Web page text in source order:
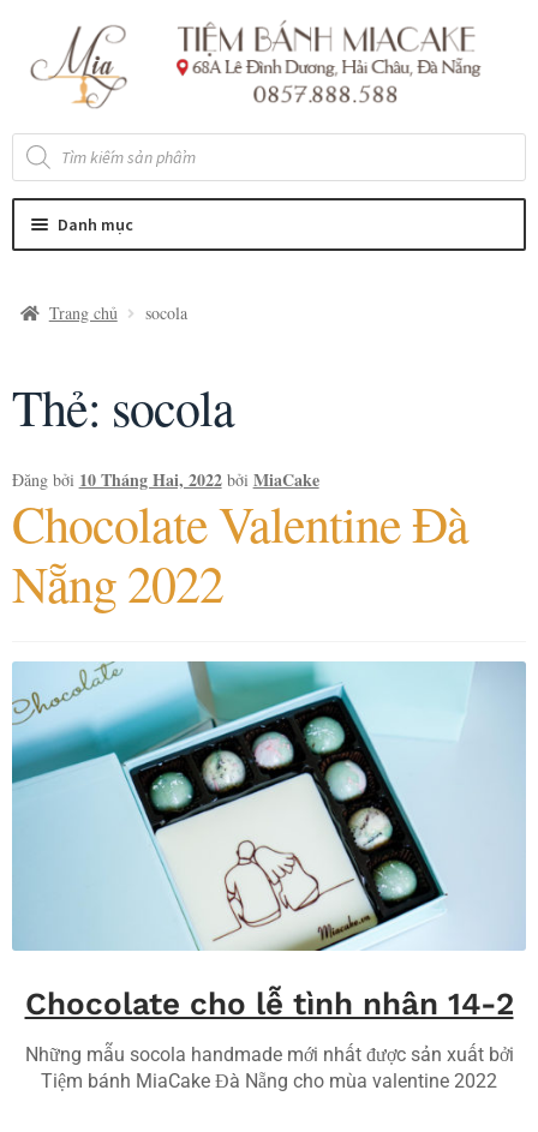
đến
Điều
đến
nội
Tìm
kiếm
sản
Danh mục
Trang chủ socola
Thẻ: socola
Đăng bởi 10 Tháng Hai, 2022 bởi MiaCake
Chocolate Valentine Đà
Nẵng 2022
Chocolate cho lễ tình nhân 14-2
Những mẫu socola handmade mới nhất được sản xuất bởi
Tiệm bánh MiaCake Đà Nẵng cho mùa valentine 2022